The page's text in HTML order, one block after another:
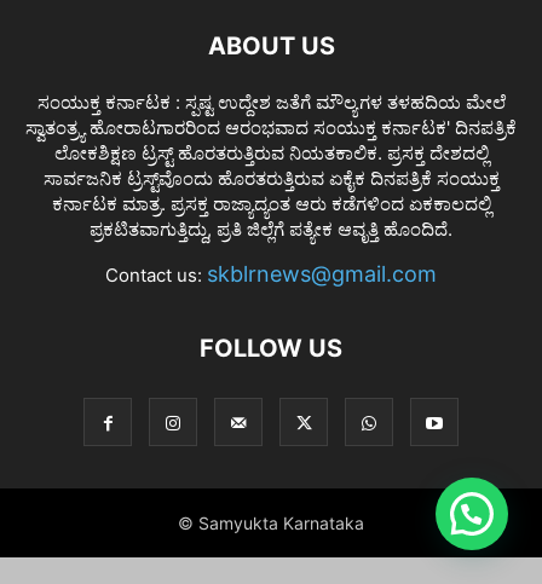
ABOUT US
ಸಂಯುಕ್ತ ಕರ್ನಾಟಕ : ಸ್ಪಷ್ಟ ಉದ್ದೇಶ ಜತೆಗೆ ಮೌಲ್ಯಗಳ ತಳಹದಿಯ ಮೇಲೆ
ಸ್ವಾತಂತ್ರ್ಯ ಹೋರಾಟಗಾರರಿಂದ ಆರಂಭವಾದ ಸಂಯುಕ್ತ ಕರ್ನಾಟಕ' ದಿನಪತ್ರಿಕೆ
ಲೋಕಶಿಕ್ಷಣ ಟ್ರಸ್ಟ್ ಹೊರತರುತ್ತಿರುವ ನಿಯತಕಾಲಿಕ. ಪ್ರಸಕ್ತ ದೇಶದಲ್ಲಿ
ಸಾರ್ವಜನಿಕ ಟ್ರಸ್ಟ್‌ವೊಂದು ಹೊರತರುತ್ತಿರುವ ಏಕೈಕ ದಿನಪತ್ರಿಕೆ ಸಂಯುಕ್ತ
ಕರ್ನಾಟಕ ಮಾತ್ರ. ಪ್ರಸಕ್ತ ರಾಜ್ಯಾದ್ಯಂತ ಆರು ಕಡೆಗಳಿಂದ ಏಕಕಾಲದಲ್ಲಿ
ಪ್ರಕಟಿತವಾಗುತ್ತಿದ್ದು, ಪ್ರತಿ ಜಿಲ್ಲೆಗೆ ಪತ್ಯೇಕ ಆವೃತ್ತಿ ಹೊಂದಿದೆ.
Contact us: skblrnews@gmail.com
FOLLOW US
© Samyukta Karnataka